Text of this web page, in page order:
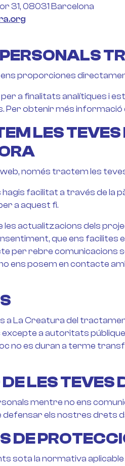
31, 08031 Barcelona
proporciones
a finalitats analítiques i
Per obtenir més
LES
només tractem les
facilitat a través de la
a aquest fi.
actualitzacions dels
que ens
per rebre comunicacions
ens posem en contacte
a La Creatura del
a autoritats
no es duran a terme
LES TEVES
mentre no ens
els nostres drets
DE
sota la normativa